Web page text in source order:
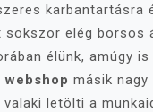
karbantartásra
sokszor elég borsos
élünk, amúgy
webshop másik
letölti a